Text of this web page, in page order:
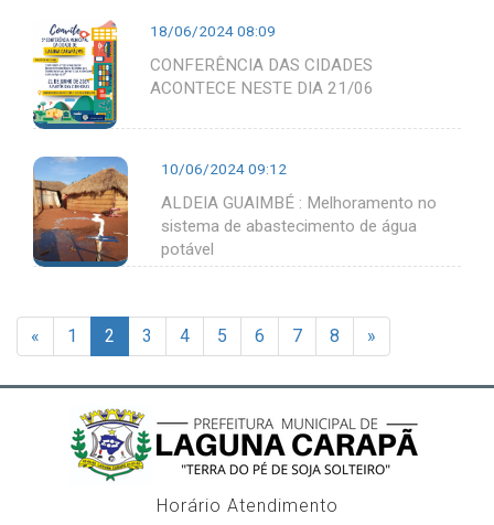
18/06/2024 08:09
CONFERÊNCIA DAS CIDADES
ACONTECE NESTE DIA 21/06
10/06/2024 09:12
ALDEIA GUAIMBÉ : Melhoramento no
sistema de abastecimento de água
potável
« 1 2 3 4 5 6 7 8 »
Horário Atendimento